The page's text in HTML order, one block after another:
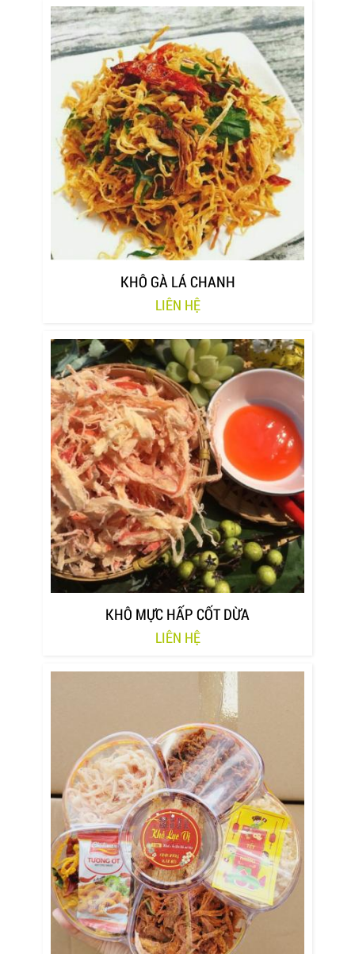
KHÔ GÀ LÁ CHANH
LIÊN HỆ
KHÔ MỰC HẤP CỐT DỪA
LIÊN HỆ